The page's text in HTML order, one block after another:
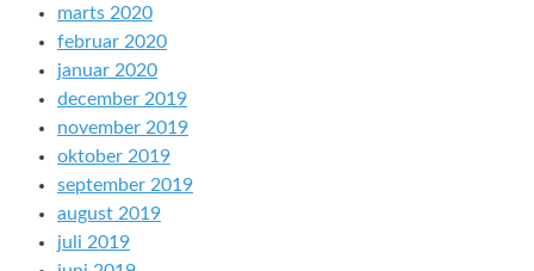
marts 2020
februar 2020
januar 2020
december 2019
november 2019
oktober 2019
september 2019
august 2019
juli 2019